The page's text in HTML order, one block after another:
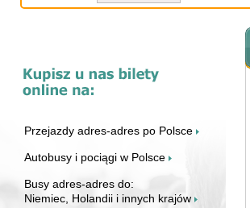
Przejazdy adres-adres po Polsce
Autobusy i pociągi w Polsce
Busy adres-adres do:
Niemiec, Holandii i innych krajów